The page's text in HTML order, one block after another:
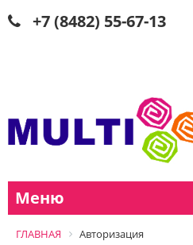
+7 (8482) 55-67-13
Меню
ГЛАВНАЯ Авторизация